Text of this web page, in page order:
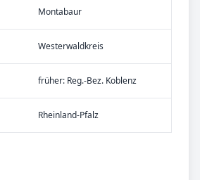
Montabaur
Westerwaldkreis
früher: Reg.-Bez. Koblenz
Rheinland-Pfalz